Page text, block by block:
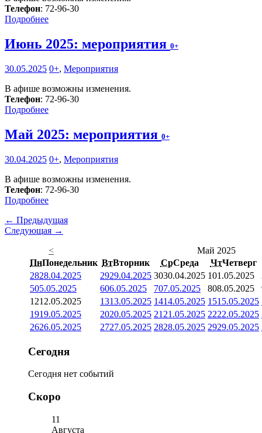
Телефон: 72-96-30
Подробнее
Июнь 2025: мероприятия 0+
30.05.2025 0+, Мероприятия
В афише возможны изменения.
Телефон: 72-96-30
Подробнее
Май 2025: мероприятия 0+
30.04.2025 0+, Мероприятия
В афише возможны изменения.
Телефон: 72-96-30
Подробнее
← Предыдущая
Следующая →
<
Май 2025
ПнПонедельник ВтВторник СрСреда ЧтЧетверг
2828.04.2025 2929.04.2025 3030.04.2025 101.05.2025
505.05.2025 606.05.2025 707.05.2025 808.05.2025
1212.05.2025 1313.05.2025 1414.05.2025 1515.05.2025
1919.05.2025 2020.05.2025 21 21.05.2025 2222.05.2025
2626.05.2025 2727.05.2025 2828.05.2025 2929.05.2025
Сегодня
Сегодня нет событий
Скоро
11
Августа